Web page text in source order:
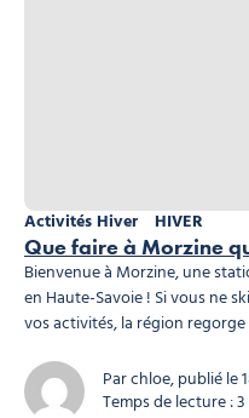
Que faire à Morzine
Activités Hiver
HIVER
Bienvenue à Morzine, une
en Haute-Savoie ! Si vous ne
vos activités, la région
même loin des pistes. Profitez
Par chloe, publié le
Temps de lecture :